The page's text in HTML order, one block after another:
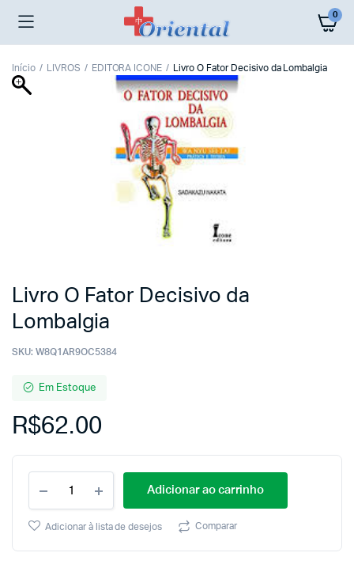
0
Início LIVROS EDITORA ICONE Livro O Fator Decisivo da Lombalgia
Livro O Fator Decisivo da
Lombalgia
SKU: W8Q1AR9OC5384
Em Estoque
R$62.00
Adicionar ao carrinho
Adicionar à lista de desejos Comparar